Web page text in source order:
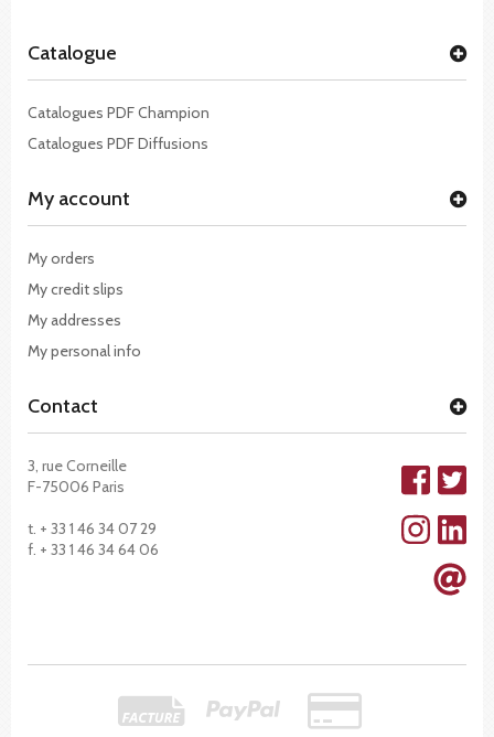
Catalogue
Catalogues PDF Champion
Catalogues PDF Diffusions
My account
My orders
My credit slips
My addresses
My personal info
Contact
3, rue Corneille
F-75006 Paris
t. + 33 1 46 34 07 29
f. + 33 1 46 34 64 06